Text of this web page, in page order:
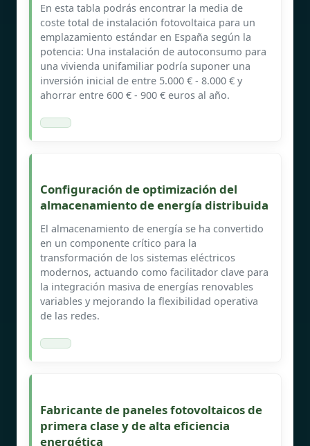
En esta tabla podrás encontrar la media de
coste total de instalación fotovoltaica para un
emplazamiento estándar en España según la
potencia: Una instalación de autoconsumo para
una vivienda unifamiliar podría suponer una
inversión inicial de entre 5.000 € - 8.000 € y
ahorrar entre 600 € - 900 € euros al año.
Configuración de optimización del
almacenamiento de energía distribuida
El almacenamiento de energía se ha convertido
en un componente crítico para la
transformación de los sistemas eléctricos
modernos, actuando como facilitador clave para
la integración masiva de energías renovables
variables y mejorando la flexibilidad operativa
de las redes.
Fabricante de paneles fotovoltaicos de
primera clase y de alta eficiencia
energética